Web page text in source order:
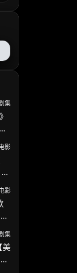
集
影
影
集
美